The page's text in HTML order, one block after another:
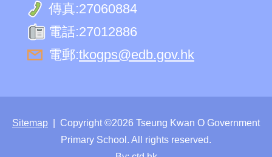
傳真:27060884
電話:27012886
電郵:tkogps@edb.gov.hk
Sitemap | Copyright ©2026 Tseung Kwan O Government
Primary School. All rights reserved.